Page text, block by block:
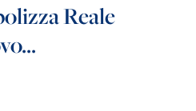
Reale